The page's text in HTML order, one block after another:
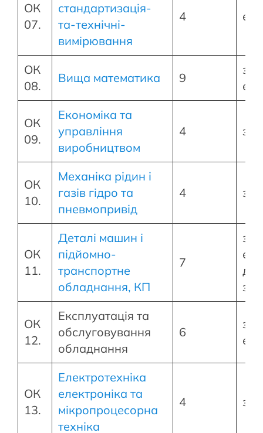
ОК
07.
стандартизація-
та-технічні-
вимірювання
4
ОК
08.
Вища математика 9
ОК
09.
Економіка та
управління
виробництвом
4
ОК
10.
Механіка рідин і
газів гідро та
пневмопривід
4
ОК
11.
Деталі машин і
підйомно-
транспортне
обладнання, КП
7
ОК
12.
Експлуатація та
обслуговування
обладнання
6
ОК
13.
Електротехніка
електроніка та
мікропроцесорна
техніка
4